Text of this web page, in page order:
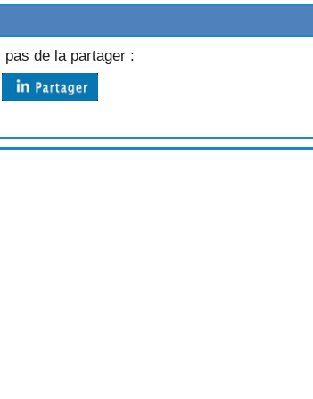
CREVETTES
pas de la partager :